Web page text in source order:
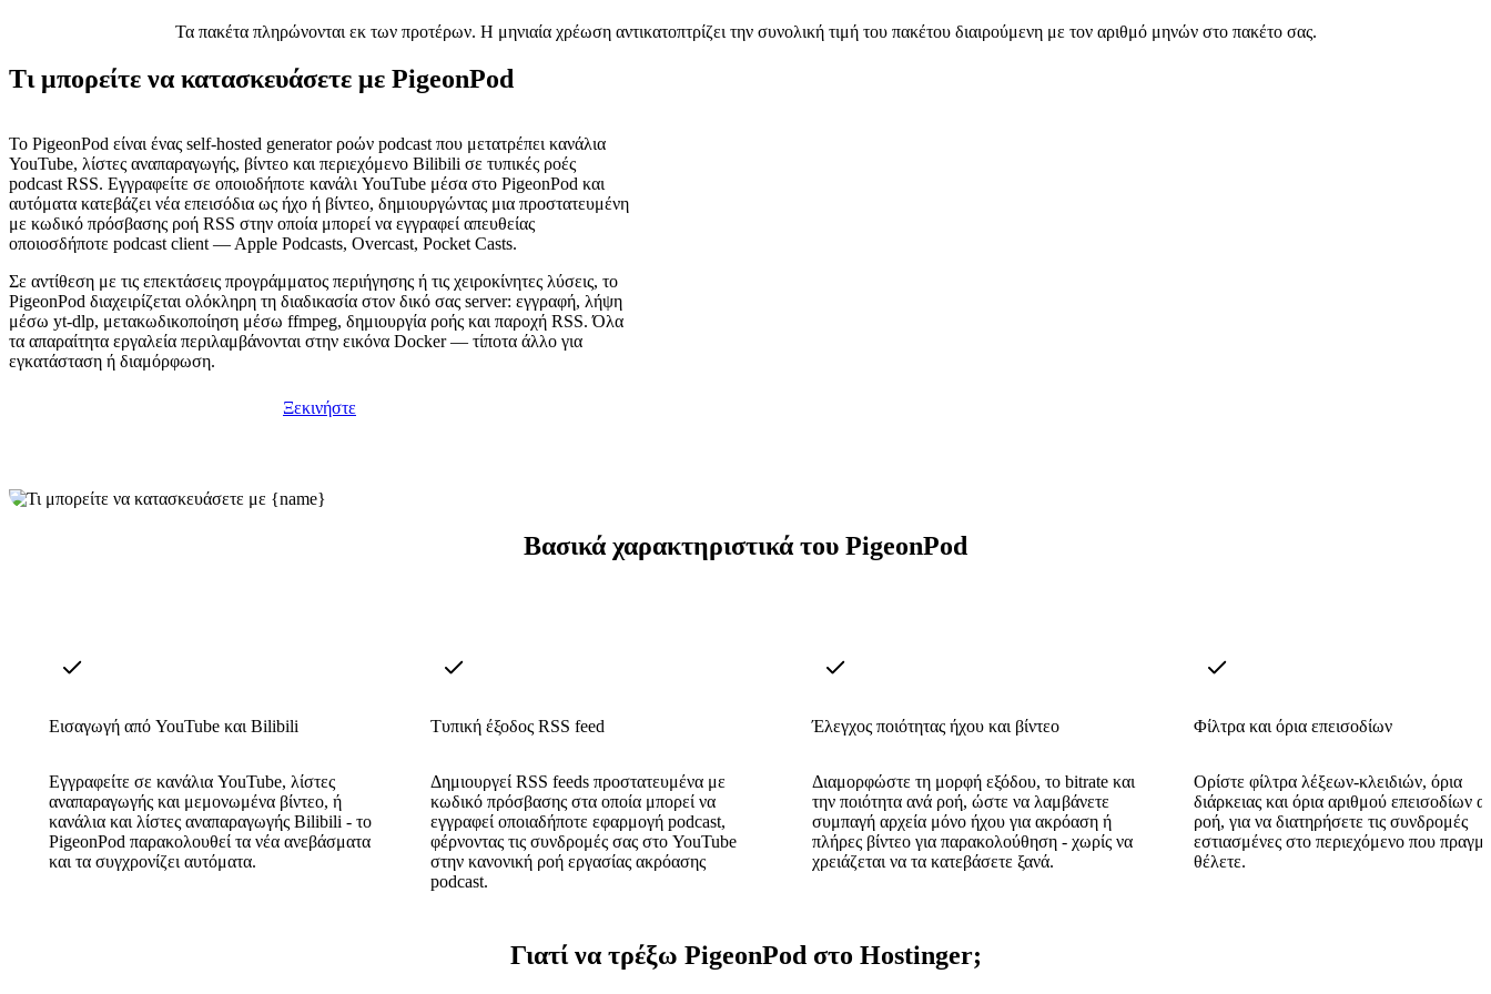
Τα πακέτα πληρώνονται εκ των προτέρων. Η μηνιαία χρέωση αντικατοπτρίζει την συνολική τιμή του πακέτου διαιρούμενη με τον αριθμό μηνών στο πακέτο σας.
Τι μπορείτε να κατασκευάσετε με PigeonPod
Το PigeonPod είναι ένας self-hosted generator ροών podcast που μετατρέπει κανάλια
YouTube, λίστες αναπαραγωγής, βίντεο και περιεχόμενο Bilibili σε τυπικές ροές
podcast RSS. Εγγραφείτε σε οποιοδήποτε κανάλι YouTube μέσα στο PigeonPod και
αυτόματα κατεβάζει νέα επεισόδια ως ήχο ή βίντεο, δημιουργώντας μια προστατευμένη
με κωδικό πρόσβασης ροή RSS στην οποία μπορεί να εγγραφεί απευθείας
οποιοσδήποτε podcast client — Apple Podcasts, Overcast, Pocket Casts.
Σε αντίθεση με τις επεκτάσεις προγράμματος περιήγησης ή τις χειροκίνητες λύσεις, το
PigeonPod διαχειρίζεται ολόκληρη τη διαδικασία στον δικό σας server: εγγραφή, λήψη
μέσω yt-dlp, μετακωδικοποίηση μέσω ffmpeg, δημιουργία ροής και παροχή RSS. Όλα
τα απαραίτητα εργαλεία περιλαμβάνονται στην εικόνα Docker — τίποτα άλλο για
εγκατάσταση ή διαμόρφωση.
Ξεκινήστε
Βασικά χαρακτηριστικά του PigeonPod
Εισαγωγή από YouTube και Bilibili
Εγγραφείτε σε κανάλια YouTube, λίστες
αναπαραγωγής και μεμονωμένα βίντεο, ή
κανάλια και λίστες αναπαραγωγής Bilibili - το
PigeonPod παρακολουθεί τα νέα ανεβάσματα
και τα συγχρονίζει αυτόματα.
Τυπική έξοδος RSS feed
Δημιουργεί RSS feeds προστατευμένα με
κωδικό πρόσβασης στα οποία μπορεί να
εγγραφεί οποιαδήποτε εφαρμογή podcast,
φέρνοντας τις συνδρομές σας στο YouTube
στην κανονική ροή εργασίας ακρόασης
podcast.
Έλεγχος ποιότητας ήχου και βίντεο
Διαμορφώστε τη μορφή εξόδου, το bitrate και
την ποιότητα ανά ροή, ώστε να λαμβάνετε
συμπαγή αρχεία μόνο ήχου για ακρόαση ή
πλήρες βίντεο για παρακολούθηση - χωρίς να
χρειάζεται να τα κατεβάσετε ξανά.
Φίλτρα και όρια επεισοδίων
Ορίστε φίλτρα λέξεων-κλειδιών, όρια
διάρκειας και όρια αριθμού επεισοδίων
ροή, για να διατηρήσετε τις συνδρομές
εστιασμένες στο περιεχόμενο που
θέλετε.
Γιατί να τρέξω PigeonPod στο Hostinger;